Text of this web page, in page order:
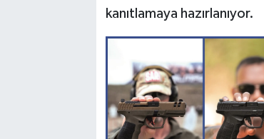
kanıtlamaya hazırlanıyor.